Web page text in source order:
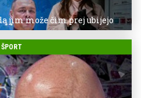
jim može čim prej ubijejo
ŠPORT